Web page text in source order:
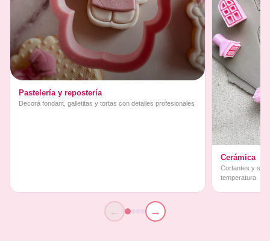
Pastelería y repostería
Decorá fondant, galletitas y tortas con detalles profesionales
Cerámica
Cortantes y
temperatura
← →